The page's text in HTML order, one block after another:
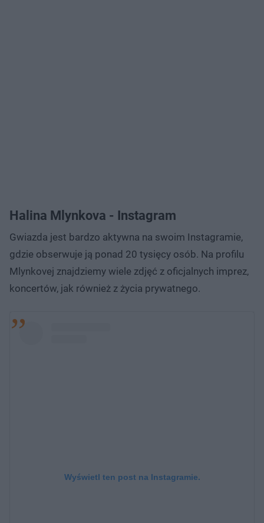
Halina Mlynkova - Instagram
Gwiazda jest bardzo aktywna na swoim Instagramie,
gdzie obserwuje ją ponad 20 tysięcy osób. Na profilu
Mlynkovej znajdziemy wiele zdjęć z oficjalnych imprez,
koncertów, jak również z życia prywatnego.
Wyświetl ten post na Instagramie.